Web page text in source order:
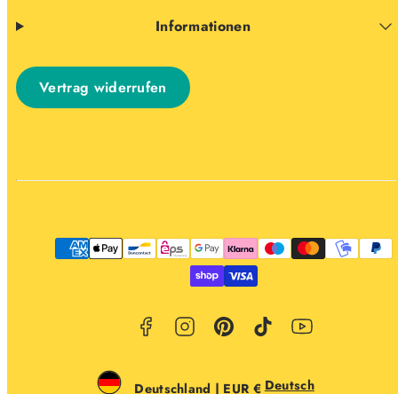
Informationen
Vertrag widerrufen
Zahlungsarten
Facebook
Instagram
Pinterest
YouTube
Deutschland | EUR € Deutsch